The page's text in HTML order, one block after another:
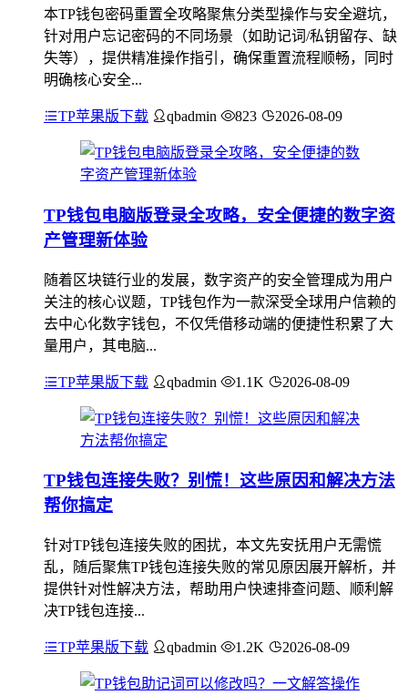
本TP钱包密码重置全攻略聚焦分类型操作与安全避坑，
针对用户忘记密码的不同场景（如助记词/私钥留存、缺
失等），提供精准操作指引，确保重置流程顺畅，同时
明确核心安全...
TP苹果版下载 qbadmin 823 2026-08-09
TP钱包电脑版登录全攻略，安全便捷的数字资
产管理新体验
随着区块链行业的发展，数字资产的安全管理成为用户
关注的核心议题，TP钱包作为一款深受全球用户信赖的
去中心化数字钱包，不仅凭借移动端的便捷性积累了大
量用户，其电脑...
TP苹果版下载 qbadmin 1.1K 2026-08-09
TP钱包连接失败？别慌！这些原因和解决方法
帮你搞定
针对TP钱包连接失败的困扰，本文先安抚用户无需慌
乱，随后聚焦TP钱包连接失败的常见原因展开解析，并
提供针对性解决方法，帮助用户快速排查问题、顺利解
决TP钱包连接...
TP苹果版下载 qbadmin 1.2K 2026-08-09